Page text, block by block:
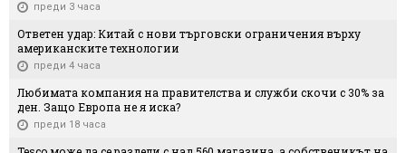
преди 3 часа
Ответен удар: Китай с нови търговски ограничения върху
американските технологии
преди 4 часа
Любимата компания на правителства и служби скочи с 30% за
ден. Защо Европа не я иска?
преди 18 часа